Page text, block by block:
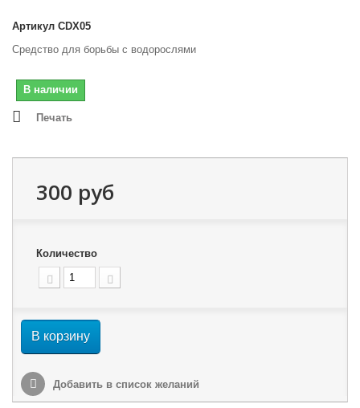
Артикул CDX05
Средство для борьбы с водорослями
В наличии
Печать
300 руб
Количество
В корзину
Добавить в список желаний